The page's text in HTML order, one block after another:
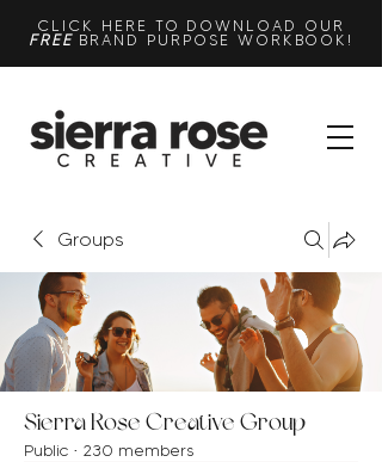
CLICK HERE TO DOWNLOAD OUR
FREEBRAND PURPOSE WORKBOOK!
Groups
Sierra Rose Creative Group
Public · 230 members